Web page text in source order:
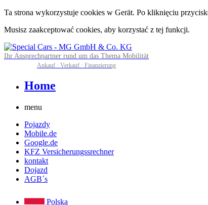
Ta strona wykorzystuje cookies w Gerät. Po kliknięciu
Musisz zaakceptować cookies, aby korzystać z tej funkcji.
Ihr Ansprechpartner rund um das Thema Mobilität
Ankauf · Verkauf · Finanzierung
Home
menu
Pojazdy
Mobile.de
Google.de
KFZ Versicherungssrechner
kontakt
Dojazd
AGB´s
Polska